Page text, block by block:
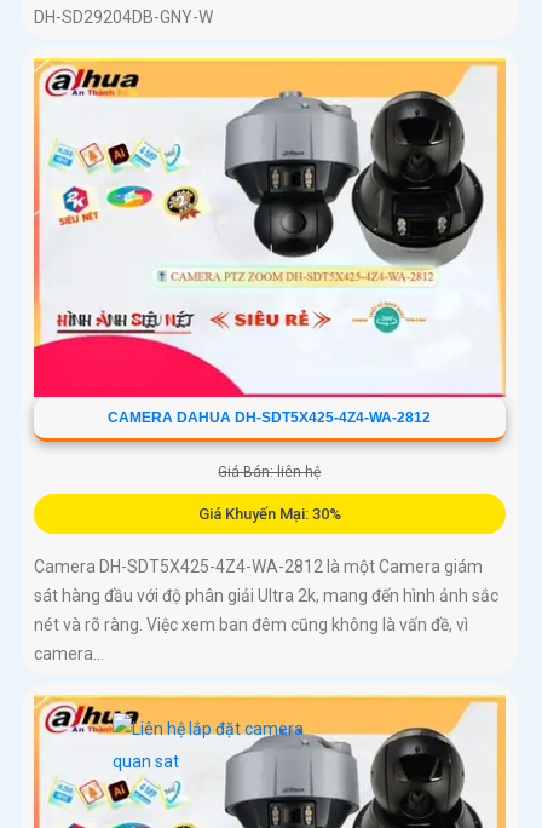
DH-SD29204DB-GNY-W
CAMERA DAHUA DH-SDT5X425-4Z4-WA-2812
Giá Bán: liên hệ
Giá Khuyến Mại: 30%
Camera DH-SDT5X425-4Z4-WA-2812 là một Camera giám
sát hàng đầu với độ phân giải Ultra 2k, mang đến hình ảnh sắc
nét và rõ ràng. Việc xem ban đêm cũng không là vấn đề, vì
camera...